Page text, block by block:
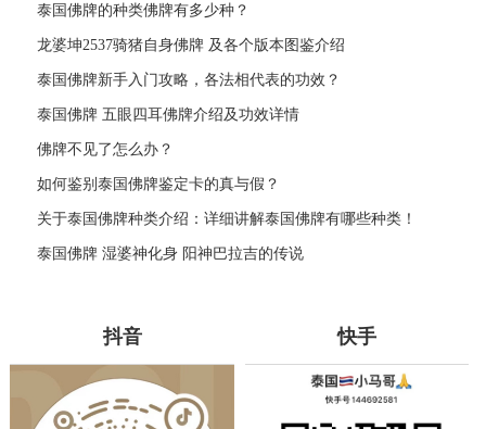
泰国佛牌的种类佛牌有多少种？
龙婆坤2537骑猪自身佛牌 及各个版本图鉴介绍
泰国佛牌新手入门攻略，各法相代表的功效？
泰国佛牌 五眼四耳佛牌介绍及功效详情
佛牌不见了怎么办？
如何鉴别泰国佛牌鉴定卡的真与假？
关于泰国佛牌种类介绍：详细讲解泰国佛牌有哪些种类！
泰国佛牌 湿婆神化身 阳神巴拉吉的传说
抖音 快手